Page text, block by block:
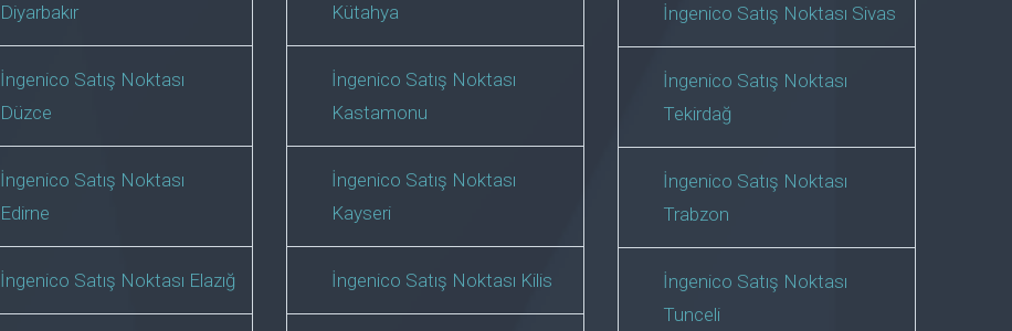
Diyarbakır
İngenico Satış Noktası
Düzce
İngenico Satış Noktası
Edirne
İngenico Satış Noktası Elazığ
Kütahya
İngenico Satış Noktası
Kastamonu
İngenico Satış Noktası
Kayseri
İngenico Satış Noktası Kilis
İngenico Satış Noktası Sivas
İngenico Satış Noktası
Tekirdağ
İngenico Satış Noktası
Trabzon
İngenico Satış Noktası
Tunceli